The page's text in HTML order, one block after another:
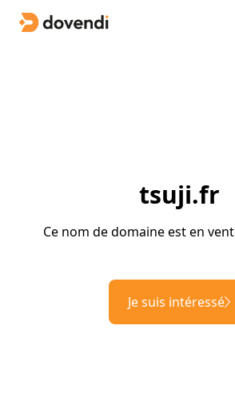
tsuji.fr
Ce nom de domaine est en
Je suis intéressé